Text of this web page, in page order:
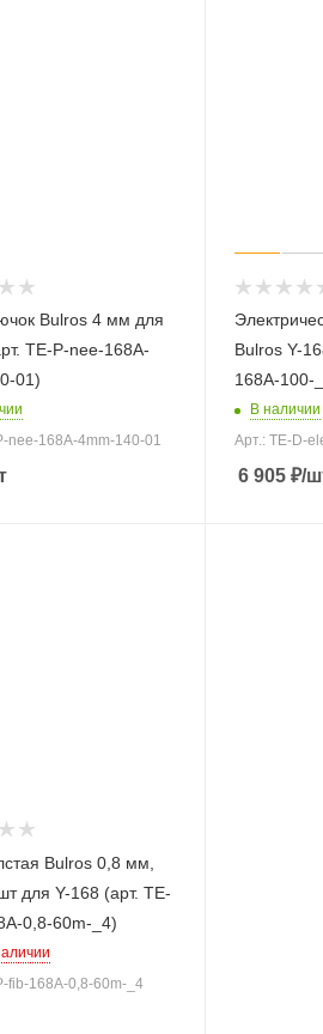
Bulros 4 мм для
TE-P-nee-168A-
01)
nee-168A-4mm-140-01
Bulros Y-
168A-100-
В наличии
Арт.: TE-D-
6 905₽/
Bulros 0,8 мм,
для Y-168 (арт. TE-
0,8-60m-_4)
fib-168A-0,8-60m-_4